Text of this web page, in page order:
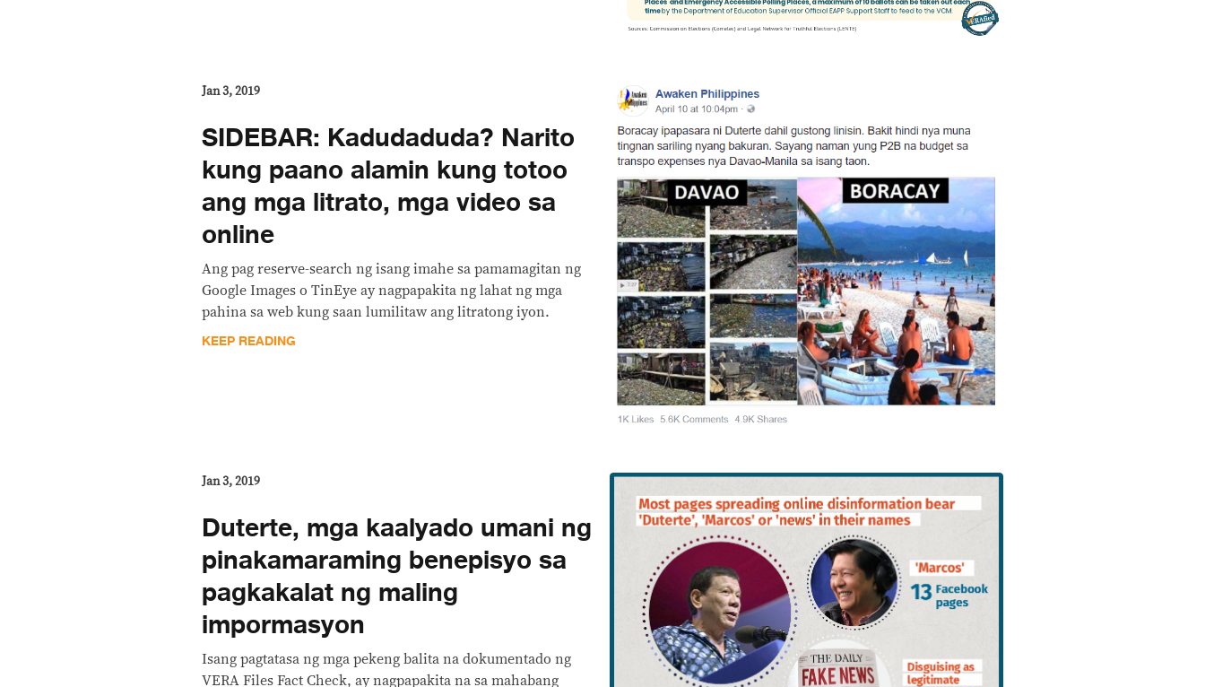
Jan 3, 2019
SIDEBAR: Kadudaduda? Narito
kung paano alamin kung totoo
ang mga litrato, mga video sa
online
Ang pag reserve-search ng isang imahe sa pamamagitan ng
Google Images o TinEye ay nagpapakita ng lahat ng mga
pahina sa web kung saan lumilitaw ang litratong iyon.
KEEP READING
Jan 3, 2019
Duterte, mga kaalyado umani ng
pinakamaraming benepisyo sa
pagkakalat ng maling
impormasyon
Isang pagtatasa ng mga pekeng balita na dokumentado ng
VERA Files Fact Check, ay nagpapakita na sa mahabang